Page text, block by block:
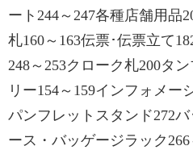
ート244～247各種店舗用品
札160～163伝票･伝票立て
248～253クローク札200タ
リー154～159インフォメー
パンフレットスタンド272
ース・バッゲージラック